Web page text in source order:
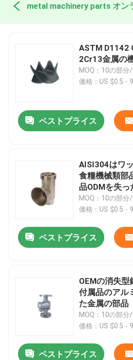
metal machinery parts オン
ASTM D1142
2Cr13金属の
MOQ：10の部分
価格：US $0.5 -
ベストプライス
AISI304はワ
食糧機械類部
品ODMを失っ
MOQ：10の部分
価格：US $0.5 -
ベストプライス
OEMの消失
付属品のアル
た金属の部品
MOQ：10の部分
価格：US $0.5 -
ベストプライス